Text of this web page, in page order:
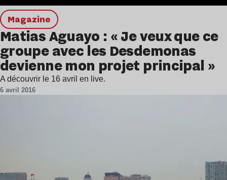
magazine
Matias Aguayo : « Je veux que ce
groupe avec les Desdemonas
devienne mon projet principal »
A découvrir le 16 avril en live.
6 avril 2016